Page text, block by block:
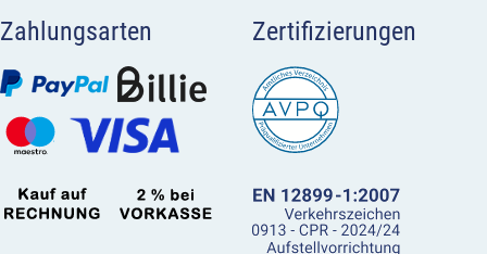
Zahlungsarten Zertifizierungen